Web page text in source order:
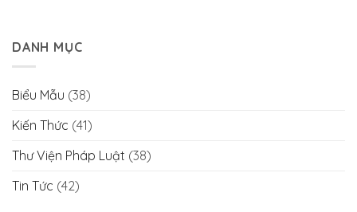
DANH MỤC
Biểu Mẫu (38)
Kiến Thức (41)
Thư Viện Pháp Luật (38)
Tin Tức (42)